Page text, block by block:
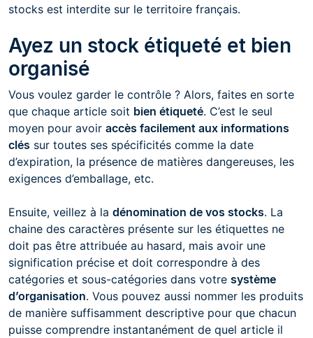
stocks est interdite sur le territoire français.
Ayez un stock étiqueté et bien
organisé
Vous voulez garder le contrôle ? Alors, faites en sorte
que chaque article soit bien étiqueté. C’est le seul
moyen pour avoir accès facilement aux informations
clés sur toutes ses spécificités comme la date
d’expiration, la présence de matières dangereuses, les
exigences d’emballage, etc.
Ensuite, veillez à la dénomination de vos stocks. La
chaine des caractères présente sur les étiquettes ne
doit pas être attribuée au hasard, mais avoir une
signification précise et doit correspondre à des
catégories et sous-catégories dans votre système
d’organisation. Vous pouvez aussi nommer les produits
de manière suffisamment descriptive pour que chacun
puisse comprendre instantanément de quel article il